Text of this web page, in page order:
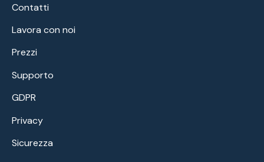
Contatti
Lavora con noi
Prezzi
Supporto
GDPR
Privacy
Sicurezza